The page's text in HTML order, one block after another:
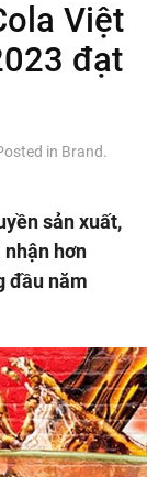
Việt
đạt
in Brand.
sản xuất,
hơn
đầu năm